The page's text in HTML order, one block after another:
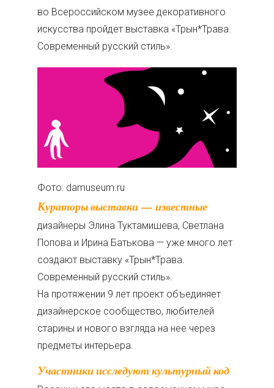
во Всероссийском музее декоративного
искусства пройдет выставка «Трын*Трава.
Современный русский стиль».
Фото: damuseum.ru
Кураторы выставки — известные
дизайнеры Элина Туктамишева, Светлана
Попова и Ирина Батькова — уже много лет
создают выставку «Трын*Трава.
Современный русский стиль».
На протяжении 9 лет проект объединяет
дизайнерское сообщество, любителей
старины и нового взгляда на нее через
предметы интерьера.
Участники исследуют культурный код